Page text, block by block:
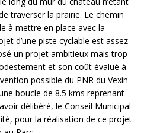
traverser la prairie. Le chemin
à mettre en place avec la
d’une piste cyclable est assez
un projet ambitieux mais trop
et son coût évalué à
possible du PNR du Vexin
boucle de 8.5 kms reprenant
délibéré, le Conseil Municipal
pour la réalisation de ce projet